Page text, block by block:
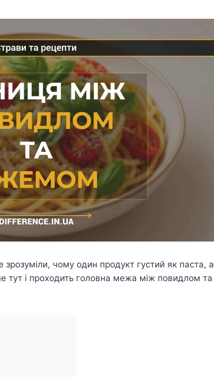
чому один продукт густий як паста, а
тут і проходить головна межа між повидлом та